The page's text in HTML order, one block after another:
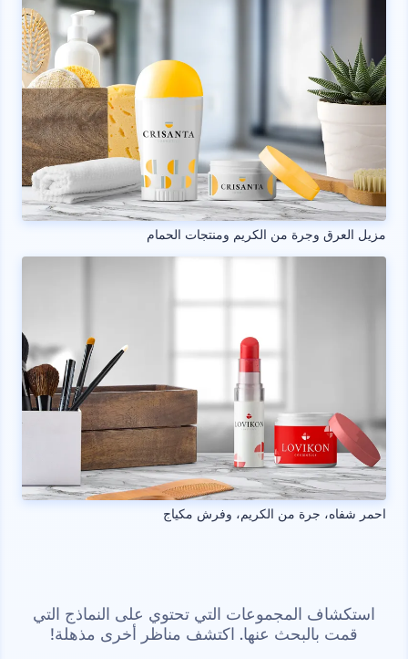
مزيل العرق وجرة من الكريم ومنتجات الحمام
احمر شفاه، جرة من الكريم، وفرش مكياج
استكشاف المجموعات التي تحتوي على النماذج التي
قمت بالبحث عنها. اكتشف مناظر أخرى مذهلة!